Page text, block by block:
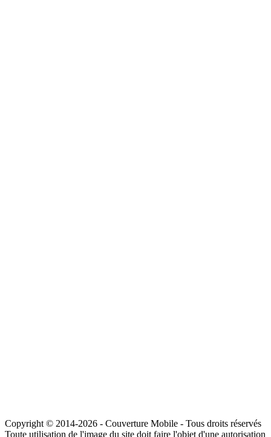
Copyright © 2014-2026 - Couverture Mobile - Tous droits réservés
Toute utilisation de l'image du site doit faire l'objet d'une autorisation